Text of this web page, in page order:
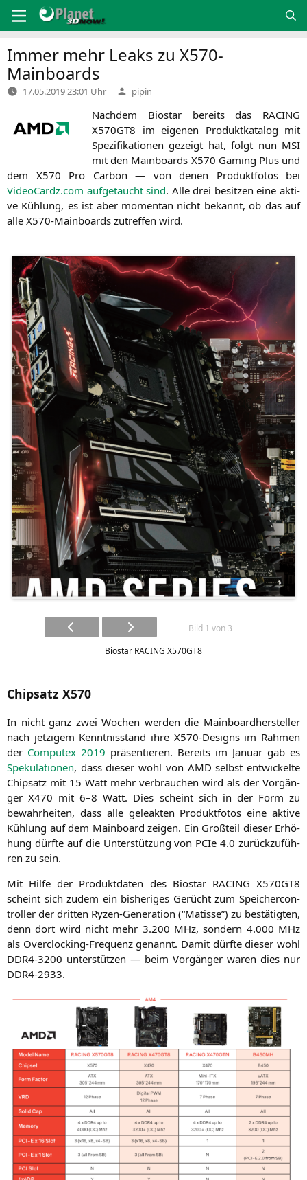
Inhalt
springen
Immer mehr Leaks zu X570-
Mainboards
17.05.2019 23:01 Uhr Verfasst
von
pipin
Nach­dem Bio­star bereits das RACING
X570GT8 im eige­nen Pro­dukt­ka­ta­log mit
Spe­zi­fi­ka­tio­nen gezeigt hat, folgt nun MSI
mit den Main­boards X570 Gam­ing Plus und
dem X570 Pro Car­bon — von denen Pro­dukt­fo­tos bei
VideoCardz.com auf­ge­taucht sind. Alle drei besit­zen eine akti­
ve Küh­lung, es ist aber momen­tan nicht bekannt, ob das auf
alle X570-Main­boards zutref­fen wird.
Bild 1 von 3
Bio­star RACING X570GT8
Chipsatz X570
In nicht ganz zwei Wochen wer­den die Main­board­her­stel­ler
nach jet­zi­gem Kennt­nis­stand ihre X570-Designs im Rah­men
der Com­putex 2019 prä­sen­tie­ren. Bereits im Janu­ar gab es
Spe­ku­la­tio­nen, dass die­ser wohl von AMD selbst ent­wi­ckel­te
Chip­satz mit 15 Watt mehr ver­brau­chen wird als der Vor­gän­
gerX470 mit 6–8 Watt. Dies scheint sich in der Form zu
bewahr­hei­ten, dass alle gele­ak­ten Pro­dukt­fo­tos eine akti­ve
Küh­lung auf dem Main­board zei­gen. Ein Groß­teil die­ser Erhö­
hung dürf­te auf die Unter­stüt­zung von PCIe 4.0 zurück­zu­füh­
ren zu sein.
Mit Hil­fe der Pro­dukt­da­ten des Bio­star RACING X570GT8
scheint sich zudem ein bis­he­ri­ges Gerücht zum Spei­cher­con­
trol­ler der drit­ten Ryzen-Gene­ra­ti­on (“Matis­se”) zu bestä­tig­ten,
denn dort wird nicht mehr 3.200 MHz, son­dern 4.000 MHz
als Over­clo­cking-Fre­quenz genannt. Damit dürf­te die­ser wohl
DDR4-3200 unter­stüt­zen — beim Vor­gän­ger waren dies nur
DDR4-2933.